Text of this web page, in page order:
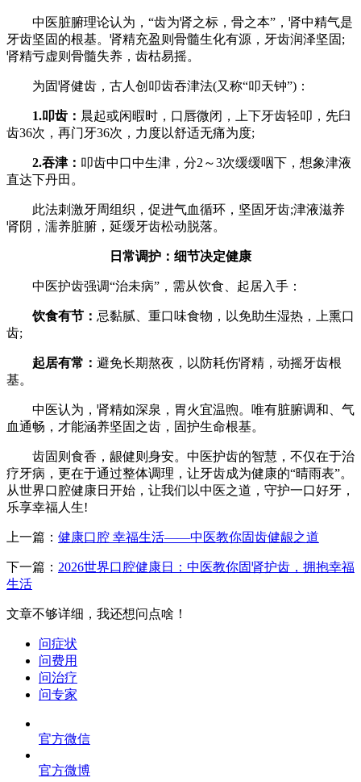
中医脏腑理论认为，“齿为肾之标，骨之本”，肾中精气是
牙齿坚固的根基。肾精充盈则骨髓生化有源，牙齿润泽坚固;
肾精亏虚则骨髓失养，齿枯易摇。
为固肾健齿，古人创叩齿吞津法(又称“叩天钟”)：
1.叩齿： 晨起或闲暇时，口唇微闭，上下牙齿轻叩，先臼
齿36次，再门牙36次，力度以舒适无痛为度;
2.吞津： 叩齿中口中生津，分2～3次缓缓咽下，想象津液
直达下丹田。
此法刺激牙周组织，促进气血循环，坚固牙齿;津液滋养
肾阴，濡养脏腑，延缓牙齿松动脱落。
日常调护：细节决定健康
中医护齿强调“治未病”，需从饮食、起居入手：
饮食有节： 忌黏腻、重口味食物，以免助生湿热，上熏口
齿;
起居有常： 避免长期熬夜，以防耗伤肾精，动摇牙齿根
基。
中医认为，肾精如深泉，胃火宜温煦。唯有脏腑调和、气
血通畅，才能涵养坚固之齿，固护生命根基。
齿固则食香，龈健则身安。中医护齿的智慧，不仅在于治
疗牙病，更在于通过整体调理，让牙齿成为健康的“晴雨表”。
从世界口腔健康日开始，让我们以中医之道，守护一口好牙，
乐享幸福人生!
上一篇： 健康口腔 幸福生活——中医教你固齿健龈之道
下一篇： 2026世界口腔健康日：中医教你固肾护齿，拥抱幸福
生活
文章不够详细，我还想问点啥！
问症状
问费用
问治疗
问专家
官方微信
官方微博